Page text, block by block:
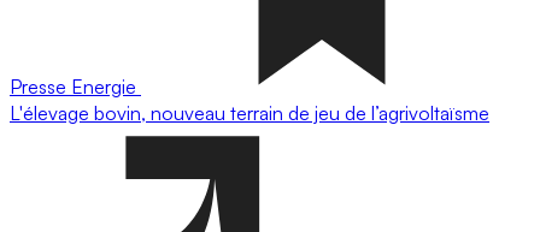
Presse Energie
L'élevage bovin, nouveau terrain de jeu de l’agrivoltaïsme